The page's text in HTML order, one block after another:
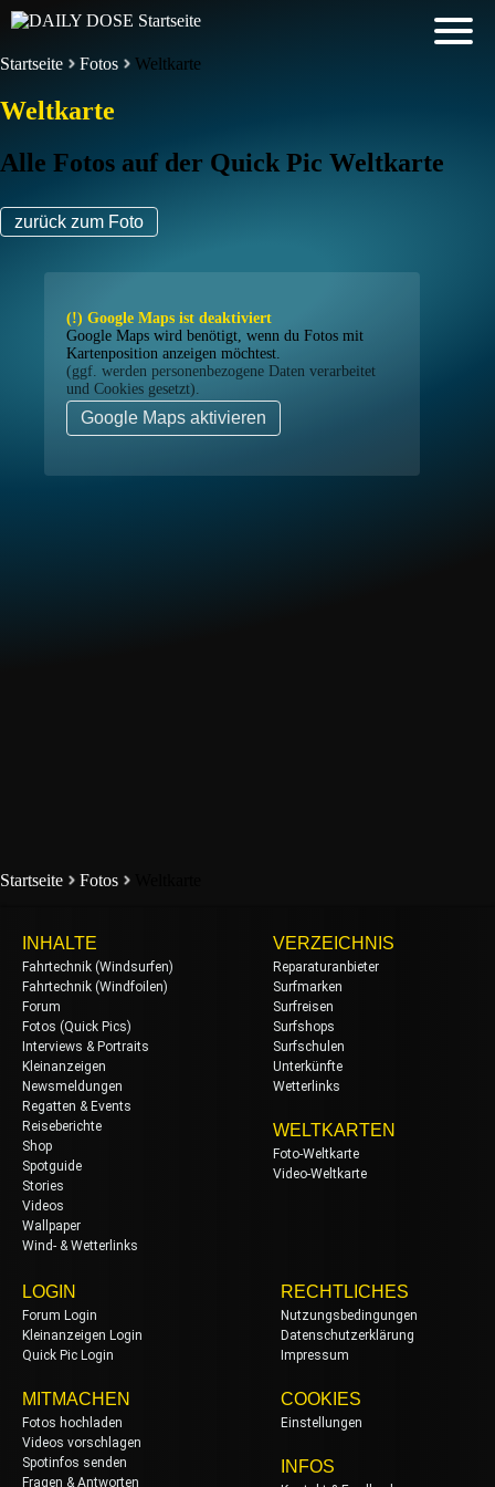
Startseite Fotos Weltkarte
Weltkarte
Alle Fotos auf der Quick Pic Weltkarte
zurück zum Foto
(!) Google Maps ist deaktiviert
Google Maps wird benötigt, wenn du Fotos mit
Kartenposition anzeigen möchtest.
(ggf. werden personen­bezogene Daten verarbeitet
und Cookies gesetzt).
Google Maps aktivieren
Startseite Fotos
INHALTE
Fahrtechnik (Windsurfen)
Fahrtechnik (Windfoilen)
Forum
Fotos (Quick Pics)
Interviews & Portraits
Kleinanzeigen
Newsmeldungen
Regatten & Events
Reiseberichte
Shop
Spotguide
Stories
Videos
Wallpaper
Wind- & Wetterlinks
VERZEICHNIS
Reparaturanbieter
Surfmarken
Surfreisen
Surfshops
Surfschulen
Unterkünfte
Wetterlinks
WELTKARTEN
Foto-Weltkarte
Video-Weltkarte
LOGIN
Forum Login
Kleinanzeigen Login
Quick Pic Login
MITMACHEN
Fotos hochladen
Videos vorschlagen
Spotinfos senden
Fragen & Antworten
RECHTLICHES
Nutzungsbedingungen
Datenschutzerklärung
Impressum
COOKIES
Einstellungen
INFOS